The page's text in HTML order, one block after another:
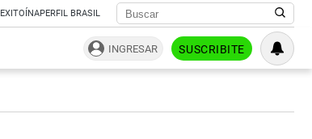
EXITOÍNAPERFIL BRASIL
INGRESAR SUSCRIBITE